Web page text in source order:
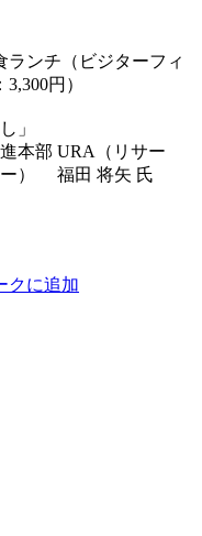
ランチ（ビジターフィ
3,300円）
」
部 URA（リサー
ー） 福田 将矢 氏